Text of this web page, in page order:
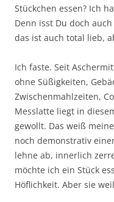
Stückchen essen? Ich
Denn isst Du doch auch
das ist auch total lieb,
Ich faste. Seit
ohne Süßigkeiten,
Zwischenmahlzeiten,
Messlatte liegt in
gewollt. Das weiß
noch demonstrativ
lehne ab, innerlich
möchte ich ein Stück
Höflichkeit. Aber sie